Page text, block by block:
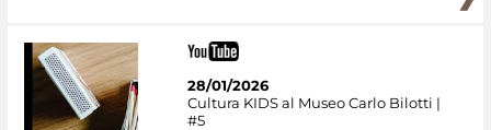
28/01/2026
Cultura KIDS al Museo Carlo Bilotti |
#5